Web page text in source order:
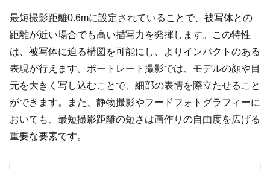
最短撮影距離0.6mに設定されていることで、被写体との
距離が近い場合でも高い描写力を発揮します。この特性
は、被写体に迫る構図を可能にし、よりインパクトのある
表現が行えます。ポートレート撮影では、モデルの顔や目
元を大きく写し込むことで、細部の表情を際立たせること
ができます。また、静物撮影やフードフォトグラフィーに
おいても、最短撮影距離の短さは画作りの自由度を広げる
重要な要素です。